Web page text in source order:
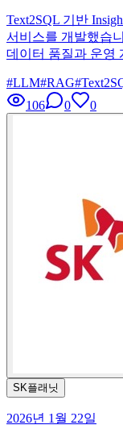
Text2SQL 기반
서비스를 개발했습
데이터 품질과 운영
#LLM#RAG#
106
0 0
SK플래닛
2026년 1월 22일